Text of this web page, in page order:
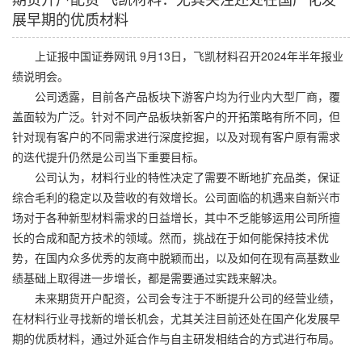
展早期的优质材料
上证报中国证券网讯 9月13日，飞凯材料召开2024年半年报业
绩说明会。
公司透露，目前各产品板块下游客户均为行业内大型厂商，覆
盖面较为广泛。针对不同产品板块新客户的开拓策略有所不同，但
针对现有客户的不同需求进行深度挖掘，以及对现有客户原有需求
的迭代提升仍然是公司当下重要目标。
公司认为，材料行业的特性决定了需要不断地扩充品类，保证
综合毛利的稳定以及营收的有效增长。公司面临的机遇来自新兴市
场对于各种新型材料需求的日益增长，其中不乏能够运用公司所擅
长的合成和配方技术的领域。然而，挑战在于如何能保持技术优
势，在国内众多优秀的友商中脱颖而出，以及如何在现有高基数业
绩基础上取得进一步增长，都是需要通过实践来解决。
未来期货开户配资，公司会专注于不断提升公司的经营业绩，
在材料行业寻找新的增长机会，尤其关注目前还处在国产化发展早
期的优质材料，通过外延合作与自主研发相结合的方式进行布局。